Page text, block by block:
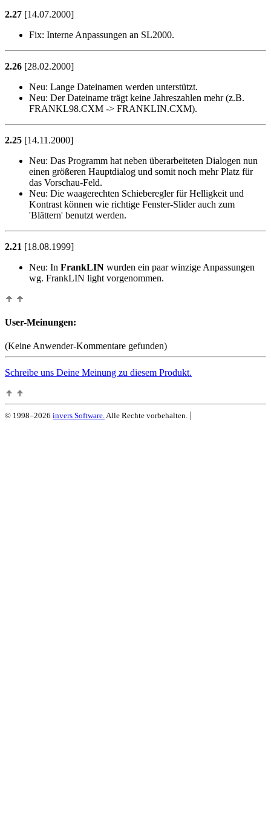
2.27 [14.07.2000]
Fix: Interne Anpassungen an SL2000.
2.26 [28.02.2000]
Neu: Lange Dateinamen werden unterstützt.
Neu: Der Dateiname trägt keine Jahreszahlen mehr (z.B.
FRANKL98.CXM -> FRANKLIN.CXM).
2.25 [14.11.2000]
Neu: Das Programm hat neben überarbeiteten Dialogen nun
einen größeren Hauptdialog und somit noch mehr Platz für
das Vorschau-Feld.
Neu: Die waagerechten Schieberegler für Helligkeit und
Kontrast können wie richtige Fenster-Slider auch zum
'Blättern' benutzt werden.
2.21 [18.08.1999]
Neu: In FrankLIN wurden ein paar winzige Anpassungen
wg. FrankLIN light vorgenommen.
User-Meinungen:
(Keine Anwender-Kommentare gefunden)
Schreibe uns Deine Meinung zu diesem Produkt.
© 1998–2026 invers Software.Alle Rechte vorbehalten.